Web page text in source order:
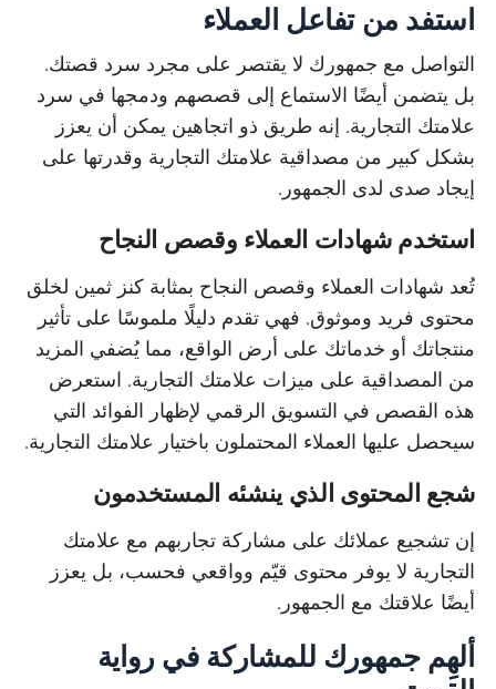
استفد من تفاعل العملاء
التواصل مع جمهورك لا يقتصر على مجرد سرد قصتك.
بل يتضمن أيضًا الاستماع إلى قصصهم ودمجها في سرد
علامتك التجارية. إنه طريق ذو اتجاهين يمكن أن يعزز
بشكل كبير من مصداقية علامتك التجارية وقدرتها على
إيجاد صدى لدى الجمهور.
استخدم شهادات العملاء وقصص النجاح
تُعد شهادات العملاء وقصص النجاح بمثابة كنز ثمين لخلق
محتوى فريد وموثوق. فهي تقدم دليلًا ملموسًا على تأثير
منتجاتك أو خدماتك على أرض الواقع، مما يُضفي المزيد
من المصداقية على ميزات علامتك التجارية. استعرض
هذه القصص في التسويق الرقمي لإظهار الفوائد التي
سيحصل عليها العملاء المحتملون باختيار علامتك التجارية.
شجع المحتوى الذي ينشئه المستخدمون
إن تشجيع عملائك على مشاركة تجاربهم مع علامتك
التجارية لا يوفر محتوى قيّم وواقعي فحسب، بل يعزز
أيضًا علاقتك مع الجمهور.
ألهِم جمهورك للمشاركة في رواية